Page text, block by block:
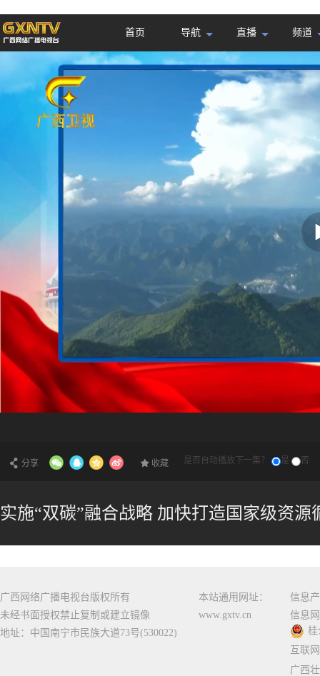
首页 导航 直播 频道
分享 收藏 是否自动播放下一集？ 是 否
实施“双碳”融合战略 加快打造国家级资源
广西网络广播电视台版权所有
未经书面授权禁止复制或建立镜像
地址：中国南宁市民族大道73号(530022)
本站通用网址：
www.gxtv.cn
信息
信息
桂
互联
广西